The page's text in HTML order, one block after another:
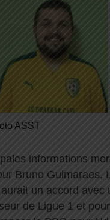
ASST
informations
Bruno Guimaraes,
un accord avec
de Ligue 1 et